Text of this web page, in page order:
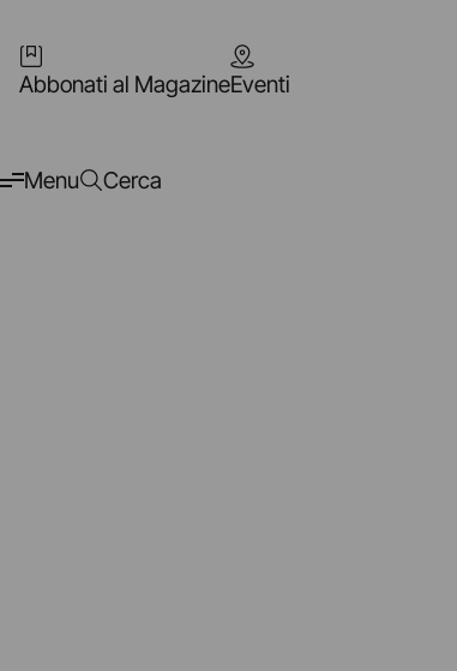
Abbonati al MagazineEventi
Menu Cerca